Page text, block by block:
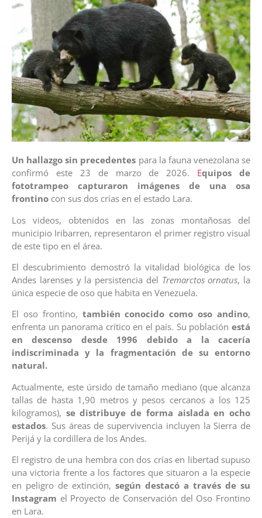
Un hallazgo sin precedentes para la fauna venezolana se
confirmó este 23 de marzo de 2026. Equipos de
fototrampeo capturaron imágenes de una osa
frontino con sus dos crías en el estado Lara.
Los videos, obtenidos en las zonas montañosas del
municipio Iribarren, representaron el primer registro visual
de este tipo en el área.
El descubrimiento demostró la vitalidad biológica de los
Andes larenses y la persistencia del Tremarctos ornatus, la
única especie de oso que habita en Venezuela.
El oso frontino, también conocido como oso andino,
enfrenta un panorama crítico en el país. Su población está
en descenso desde 1996 debido a la cacería
indiscriminada y la fragmentación de su entorno
natural.
Actualmente, este úrsido de tamaño mediano (que alcanza
tallas de hasta 1,90 metros y pesos cercanos a los 125
kilogramos), se distribuye de forma aislada en ocho
estados. Sus áreas de supervivencia incluyen la Sierra de
Perijá y la cordillera de los Andes.
El registro de una hembra con dos crías en libertad supuso
una victoria frente a los factores que situaron a la especie
en peligro de extinción, según destacó a través de su
Instagram el Proyecto de Conservación del Oso Frontino
en Lara.